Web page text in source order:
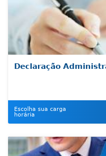
Declaração
Escolha sua carga
horária